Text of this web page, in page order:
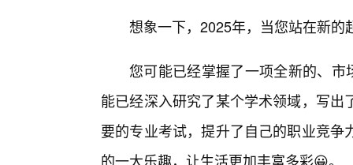
想象一下，2025年，当您站在新
您可能已经掌握了一项全新的、市
能已经深入研究了某个学术领域，写
要的专业考试，提升了自己的职业竞
的一大乐趣，让生活更加丰富多彩😀。